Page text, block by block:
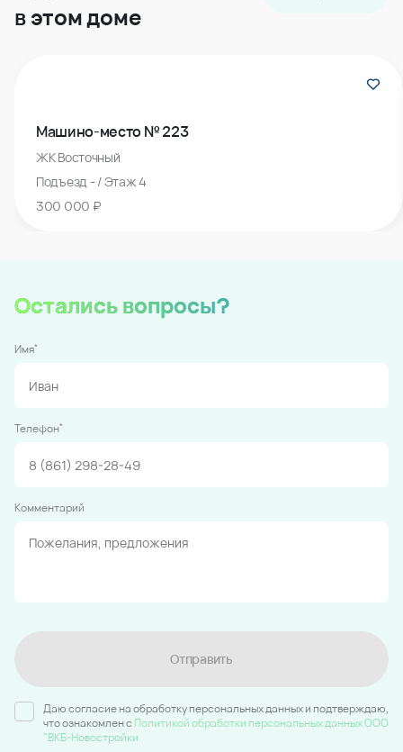
в этом доме
Машино-место № 223
ЖК Восточный
Подъезд - / Этаж 4
300 000 ₽
Остались вопросы?
Имя*
Телефон*
Комментарий
Отправить
Даю согласие на обработку персональных данных и подтверждаю,
что ознакомлен c Политикой обработки персональных данных ООО
"ВКБ-Новостройки